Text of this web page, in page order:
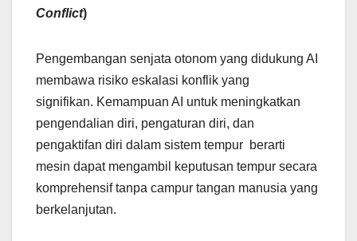
Conflict)
Pengembangan senjata otonom yang didukung AI
membawa risiko eskalasi konflik yang
signifikan. Kemampuan AI untuk meningkatkan
pengendalian diri, pengaturan diri, dan
pengaktifan diri dalam sistem tempur berarti
mesin dapat mengambil keputusan tempur secara
komprehensif tanpa campur tangan manusia yang
berkelanjutan.